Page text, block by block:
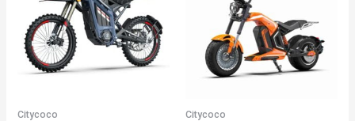
Citycoco Citycoco